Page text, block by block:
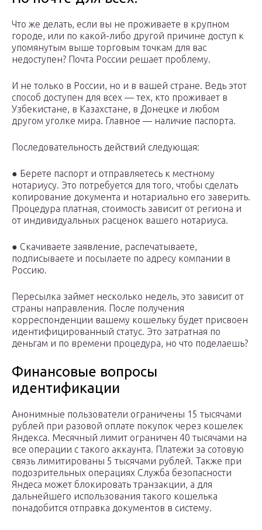
Что же делать, если вы не проживаете в крупном
городе, или по какой-либо другой причине доступ к
упомянутым выше торговым точкам для вас
недоступен? Почта России решает проблему.
И не только в России, но и в вашей стране. Ведь этот
способ доступен для всех — тех, кто проживает в
Узбекистане, в Казахстане, в Донецке и любом
другом уголке мира. Главное — наличие паспорта.
Последовательность действий следующая:
● Берете паспорт и отправляетесь к местному
нотариусу. Это потребуется для того, чтобы сделать
копирование документа и нотариально его заверить.
Процедура платная, стоимость зависит от региона и
от индивидуальных расценок вашего нотариуса.
● Скачиваете заявление, распечатываете,
подписываете и посылаете по адресу компании в
Россию.
Пересылка займет несколько недель, это зависит от
страны направления. После получения
корреспонденции вашему кошельку будет присвоен
идентифицированный статус. Это затратная по
деньгам и по времени процедура, но что поделаешь?
Финансовые вопросы
идентификации
Анонимные пользователи ограничены 15 тысячами
рублей при разовой оплате покупок через кошелек
Яндекса. Месячный лимит ограничен 40 тысячами на
все операции с такого аккаунта. Платежи за сотовую
связь лимитированы 5 тысячами рублей. Также при
подозрительных операциях Служба безопасности
Яндеса может блокировать транзакции, а для
дальнейшего использования такого кошелька
понадобится отправка документов в систему.